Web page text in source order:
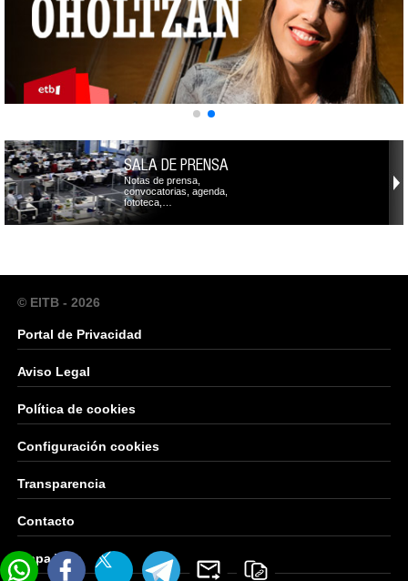
SALA DE PRENSA
Notas de prensa,
convocatorias, agenda,
fototeca,…
© EITB - 2026
Portal de Privacidad
Aviso Legal
Política de cookies
Configuración cookies
Transparencia
Contacto
Mapa Web